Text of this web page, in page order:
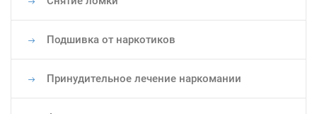
Подшивка от наркотиков
Принудительное лечение наркомании